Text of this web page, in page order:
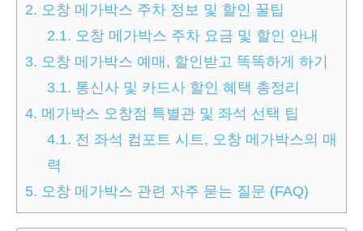
2. 오창 메가박스 주차 정보 및 할인 꿀팁
2.1. 오창 메가박스 주차 요금 및 할인 안내
3. 오창 메가박스 예매, 할인받고 똑똑하게 하기
3.1. 통신사 및 카드사 할인 혜택 총정리
4. 메가박스 오창점 특별관 및 좌석 선택 팁
4.1. 전 좌석 컴포트 시트, 오창 메가박스의 매
력
5. 오창 메가박스 관련 자주 묻는 질문 (FAQ)